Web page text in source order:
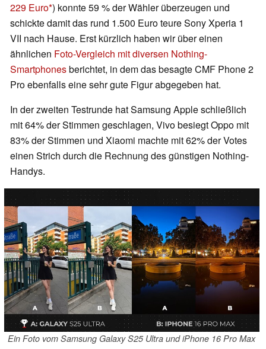
229 Euro ) konnte 59 % der Wähler überzeugen und
schickte damit das rund 1.500 Euro teure Sony Xperia 1
VII nach Hause. Erst kürzlich haben wir über einen
ähnlichen Foto-Vergleich mit diversen Nothing-
Smartphonesberichtet, in dem das besagte CMF Phone 2
Pro ebenfalls eine sehr gute Figur abgegeben hat.
In der zweiten Testrunde hat Samsung Apple schließlich
mit 64% der Stimmen geschlagen, Vivo besiegt Oppo mit
83% der Stimmen und Xiaomi machte mit 62% der Votes
einen Strich durch die Rechnung des günstigen Nothing-
Handys.
Ein Foto vom Samsung Galaxy S25 Ultra und iPhone 16 Pro Max